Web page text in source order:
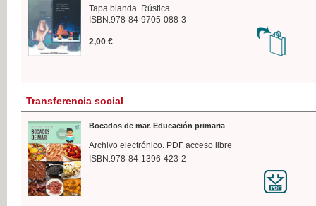
Tapa blanda. Rústica
ISBN:978-84-9705-088-3
2,00 €
Transferencia social
Bocados de mar. Educación primaria
Archivo electrónico. PDF acceso libre
ISBN:978-84-1396-423-2